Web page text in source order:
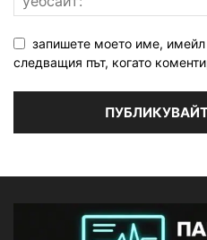
запишете моето име, имейл
следващия път, когато